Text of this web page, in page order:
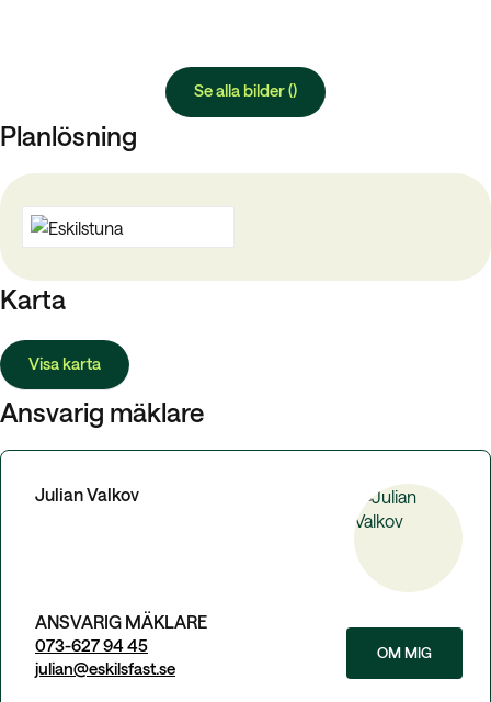
Se alla bilder ()
Planlösning
Karta
Visa karta
Ansvarig mäklare
OM MIG
Julian Valkov
ANSVARIG MÄKLARE
073-627 94 45
julian@eskilsfast.se